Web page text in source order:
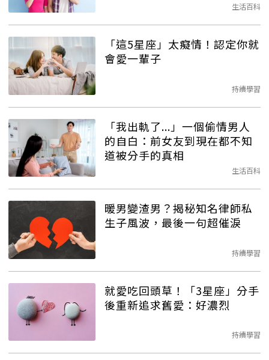
生活百科
「這5星座」太癡情！認定你就
會愛一輩子
持續學習
「我出軌了...」一個偷情男人
的自白：前女友到現在都不知
道被分手的真相
生活百科
暖男變渣男？揭秘知名律師私
生子風波，最後一句超催淚
持續學習
就愛吃回頭草！「3星座」分手
後重新追求舊愛：好濃烈
持續學習